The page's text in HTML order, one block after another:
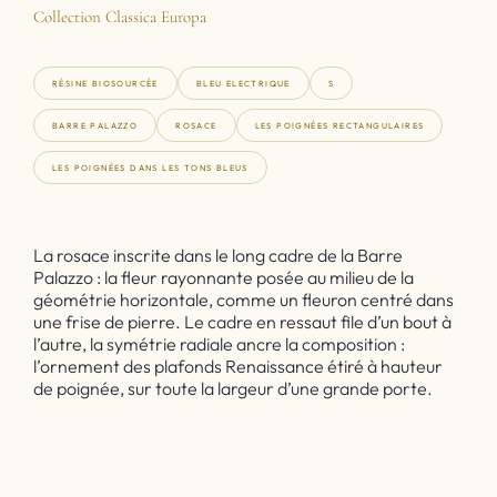
Collection Classica Europa
RÉSINE BIOSOURCÉE BLEU ELECTRIQUE S
BARRE PALAZZO ROSACE LES POIGNÉES RECTANGULAIRES
LES POIGNÉES DANS LES TONS BLEUS
La rosace inscrite dans le long cadre de la Barre
Palazzo : la fleur rayonnante posée au milieu de la
géométrie horizontale, comme un fleuron centré dans
une frise de pierre. Le cadre en ressaut file d’un bout à
l’autre, la symétrie radiale ancre la composition :
l’ornement des plafonds Renaissance étiré à hauteur
de poignée, sur toute la largeur d’une grande porte.